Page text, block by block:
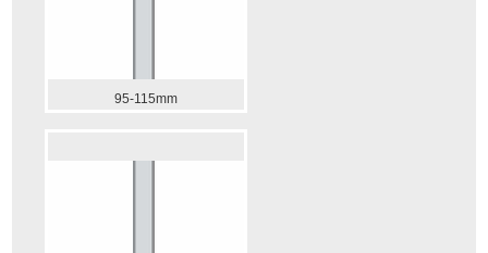
95-115mm